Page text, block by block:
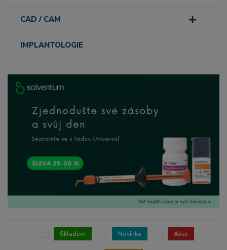
CAD / CAM
IMPLANTOLOGIE
Skladem Novinka Akce